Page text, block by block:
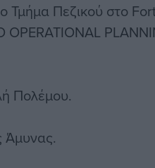
Τμήμα Πεζικού στο
OPERATIONAL
Πολέμου.
Άμυνας.